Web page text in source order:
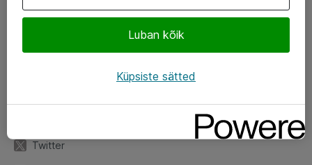
Twitter
Luban kõik
Küpsiste sätted